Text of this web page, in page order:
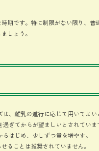
期です。特に制限がない限り、
しょう。
は、離乳の進行に応じて用いてよ
過ぎてからが望ましいとされてい
はじめ、少しずつ量を増やす。
ることは推奨されていません。